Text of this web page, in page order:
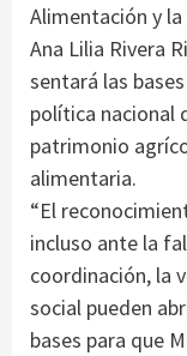
Alimentación y la
Ana Lilia Rivera
sentará las
política nacional
patrimonio
alimentaria.
“El
incluso ante la
coordinación, la
social pueden
bases para que